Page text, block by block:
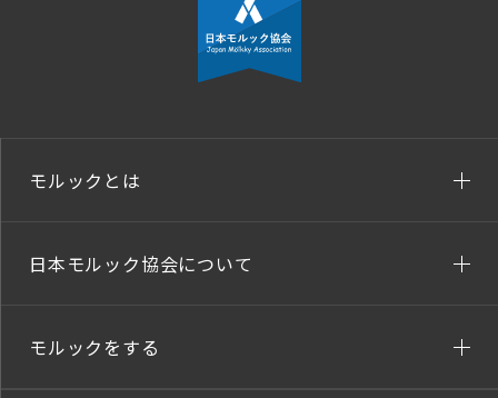
モルックとは
日本モルック協会について
モルックをする